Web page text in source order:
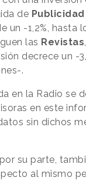
de
un -1,2%, hasta
las Revistas
decrece un -
.
en la Radio se
en este
sin dichos
, por su parte,
al mismo